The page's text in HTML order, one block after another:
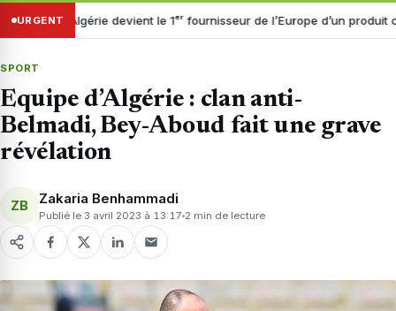
URGENT
l’Algérie devient le 1ᵉʳ fournisseur de l’Europe d’un produit clé pour
SPORT
Equipe d’Algérie : clan anti-
Belmadi, Bey-Aboud fait une grave
révélation
ZB Zakaria Benhammadi
Publié le 3 avril 2023 à 13:17 2 min de lecture